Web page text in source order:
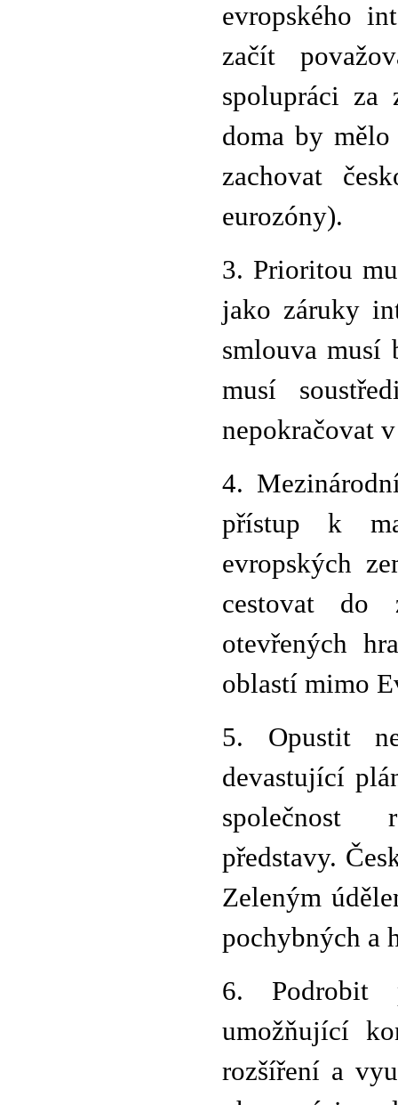
evropského
začít
spolupráci za
doma by
zachovat
eurozóny).
3. Prioritou
jako záruky
smlouva musí
musí
nepokračovat
4.
přístup k
evropských
cestovat do
otevřených
oblastí mimo
5. Opustit
devastující
společnost
představy.
Zeleným
pochybných a
6. Podrobit
umožňující
rozšíření a